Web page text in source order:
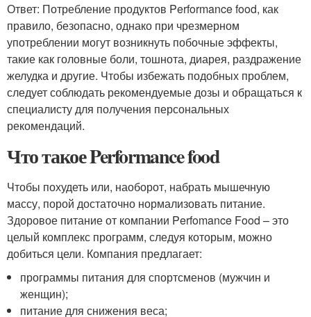
Ответ: Потребление продуктов Performance food, как
правило, безопасно, однако при чрезмерном
употреблении могут возникнуть побочные эффекты,
такие как головные боли, тошнота, диарея, раздражение
желудка и другие. Чтобы избежать подобных проблем,
следует соблюдать рекомендуемые дозы и обращаться к
специалисту для получения персональных
рекомендаций.
Что такое Performance food
Чтобы похудеть или, наоборот, набрать мышечную
массу, порой достаточно нормализовать питание.
Здоровое питание от компании Perfomance Food – это
целый комплекс программ, следуя которым, можно
добиться цели. Компания предлагает:
программы питания для спортсменов (мужчин и
женщин);
питание для снижения веса;